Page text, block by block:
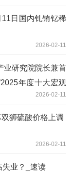
日国内钆铕钇稀
2026-02-11
业研究院院长兼首
年度十大宏观
2026-02-11
狮硫酸价格上调
2026-02-11
失业？_速读